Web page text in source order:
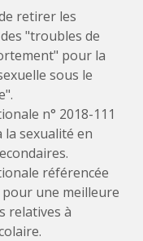
retirer les
"troubles de
pour la
sous le
n° 2018-111
la sexualité en
référencée
pour une meilleure
relatives à